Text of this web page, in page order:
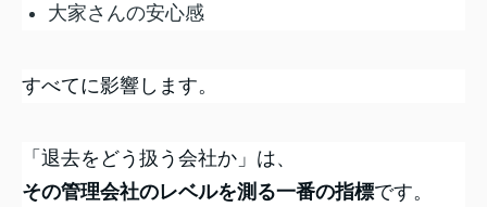
大家さんの安心感
すべてに影響します。
「退去をどう扱う会社か」は、
その管理会社のレベルを測る一番の指標です。